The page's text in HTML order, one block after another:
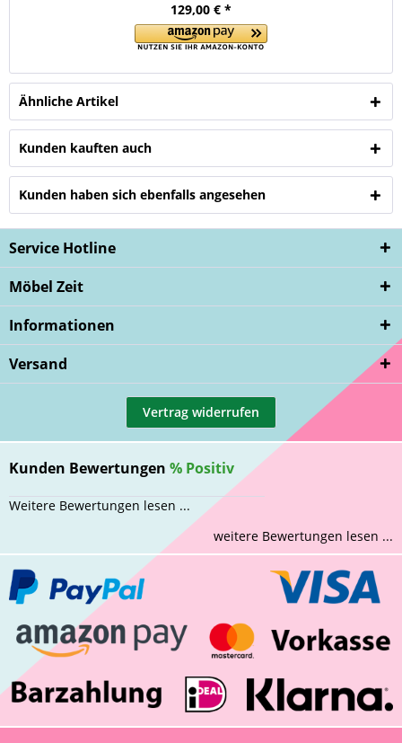
129,00 € *
Ähnliche Artikel
Kunden kauften auch
Kunden haben sich ebenfalls angesehen
Service Hotline
Möbel Zeit
Informationen
Versand
Vertrag widerrufen
Kunden Bewertungen % Positiv
Weitere Bewertungen lesen ...
weitere Bewertungen lesen ...